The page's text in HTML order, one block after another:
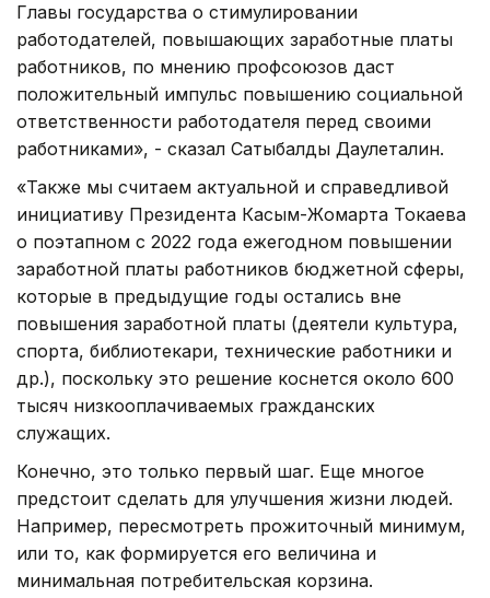
Главы государства о стимулировании
работодателей, повышающих заработные платы
работников, по мнению профсоюзов даст
положительный импульс повышению социальной
ответственности работодателя перед своими
работниками», - сказал Сатыбалды Даулеталин.
«Также мы считаем актуальной и справедливой
инициативу Президента Касым-Жомарта Токаева
о поэтапном с 2022 года ежегодном повышении
заработной платы работников бюджетной сферы,
которые в предыдущие годы остались вне
повышения заработной платы (деятели культура,
спорта, библиотекари, технические работники и
др.), поскольку это решение коснется около 600
тысяч низкооплачиваемых гражданских
служащих.
Конечно, это только первый шаг. Еще многое
предстоит сделать для улучшения жизни людей.
Например, пересмотреть прожиточный минимум,
или то, как формируется его величина и
минимальная потребительская корзина.